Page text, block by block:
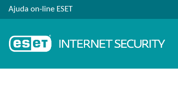
Ajuda on-line ESET